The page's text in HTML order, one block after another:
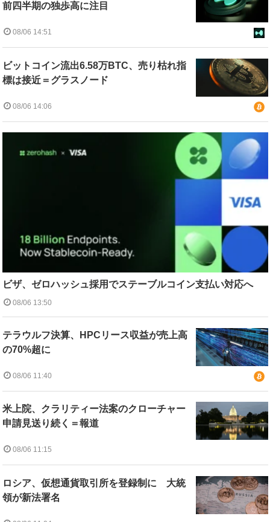
前四半期の独歩高に注目
08/06 14:51
ビットコイン流出6.58万BTC、売り枯れ指
標は接近＝グラスノード
08/06 14:06
ビザ、ゼロハッシュ採用でステーブルコイン支払い対応へ
08/06 13:50
テラウルフ決算、HPCリース収益が売上高
の70%超に
08/06 11:40
米上院、クラリティー法案のクローチャー
申請見送り続く＝報道
08/06 11:15
ロシア、仮想通貨取引所を登録制に 大統
領が新法署名